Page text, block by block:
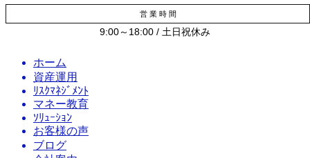
営 業 時 間
9:00～18:00 / 土日祝休み
ホーム
資産運用
ﾘｽｸﾏﾈｼﾞﾒﾝﾄ
マネー教育
ｿﾘｭｰｼｮﾝ
お客様の声
ブログ